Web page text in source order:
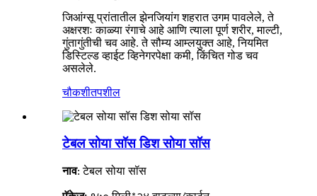
जिआंग्सू प्रांतातील झेनजियांग शहरात उगम पावलेले, ते
अक्षरशः काळ्या रंगाचे आहे आणि त्याला पूर्ण शरीर, माल्टी,
गुंतागुंतीची चव आहे. ते सौम्य आम्लयुक्त आहे, नियमित
डिस्टिल्ड व्हाईट व्हिनेगरपेक्षा कमी, किंचित गोड चव
असलेले.
चौकशीतपशील
टेबल सोया सॉस डिश सोया सॉस
नाव: टेबल सोया सॉस